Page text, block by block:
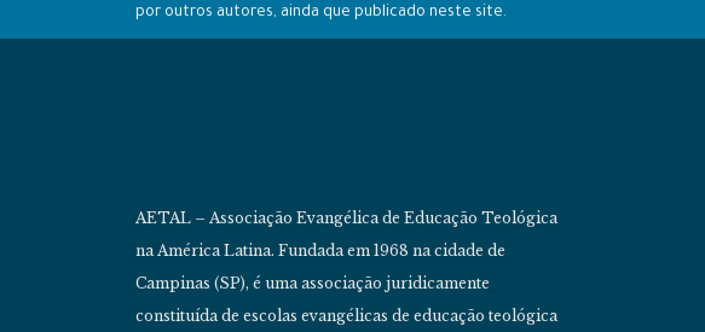
por outros autores, ainda que publicado neste site.
AETAL – Associação Evangélica de Educação Teológica
na América Latina. Fundada em 1968 na cidade de
Campinas (SP), é uma associação juridicamente
constituída de escolas evangélicas de educação teológica